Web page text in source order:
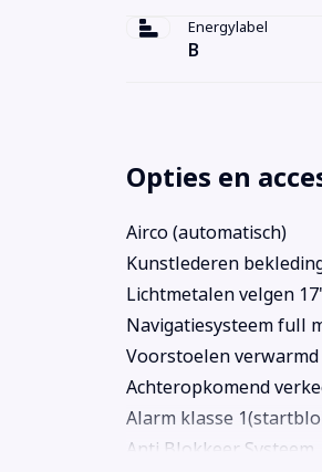
Energylabel
B
Opties en
Airco (automatisch)
Kunstlederen
Lichtmetalen velgen
Navigatiesysteem full
Voorstoelen verwarmd
Achteropkomend
Alarm klasse
Anti Blokkeer Systeem